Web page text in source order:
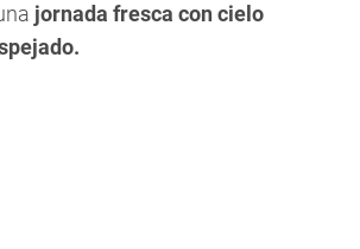
jornada fresca con cielo